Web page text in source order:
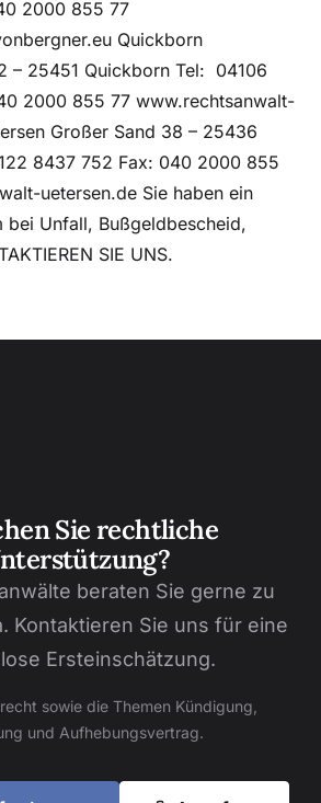
2000 855 77
Quickborn
– 25451 Quickborn Tel: 04106
2000 855 77 www.rechtsanwalt-
Großer Sand 38 – 25436
8437 752 Fax: 040 2000 855
uetersen.de Sie haben ein
bei Unfall, Bußgeldbescheid,
SIE UNS.
Sie rechtliche
beraten Sie gerne zu
Kontaktieren Sie uns für eine
Ersteinschätzung.
sowie die Themen Kündigung,
und Aufhebungsvertrag.